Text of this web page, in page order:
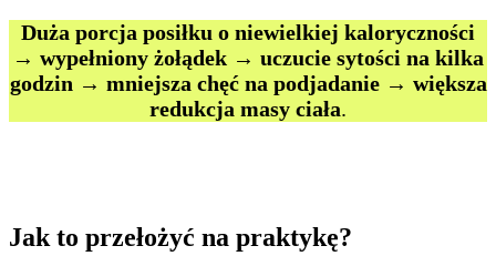
Duża porcja posiłku o niewielkiej kaloryczności
→ wypełniony żołądek → uczucie sytości na kilka
godzin → mniejsza chęć na podjadanie → większa
redukcja masy ciała.
Jak to przełożyć na praktykę?